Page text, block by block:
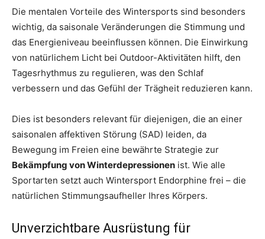
Die mentalen Vorteile des Wintersports sind besonders
wichtig, da saisonale Veränderungen die Stimmung und
das Energieniveau beeinflussen können. Die Einwirkung
von natürlichem Licht bei Outdoor-Aktivitäten hilft, den
Tagesrhythmus zu regulieren, was den Schlaf
verbessern und das Gefühl der Trägheit reduzieren kann.
Dies ist besonders relevant für diejenigen, die an einer
saisonalen affektiven Störung (SAD) leiden, da
Bewegung im Freien eine bewährte Strategie zur
Bekämpfung von Winterdepressionen ist. Wie alle
Sportarten setzt auch Wintersport Endorphine frei – die
natürlichen Stimmungsaufheller Ihres Körpers.
Unverzichtbare Ausrüstung für